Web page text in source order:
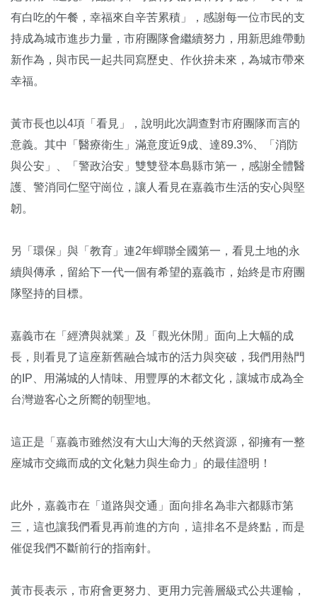
有白吃的午餐，幸福來自辛苦累積」，感謝每一位市民的支
持成為城市進步力量，市府團隊會繼續努力，用新思維帶動
新作為，與市民一起共同寫歷史、作伙拚未來，為城市帶來
幸福。
黃市長也以4項「看見」，說明此次調查對市府團隊而言的
意義。其中「醫療衛生」滿意度近9成、達89.3%、「消防
與公安」、「警政治安」雙雙登本島縣市第一，感謝全體醫
護、警消同仁堅守崗位，讓人看見在嘉義市生活的安心與堅
韌。
另「環保」與「教育」連2年蟬聯全國第一，看見土地的永
續與傳承，留給下一代一個有希望的嘉義市，始終是市府團
隊堅持的目標。
嘉義市在「經濟與就業」及「觀光休閒」面向上大幅的成
長，則看見了這座新舊融合城市的活力與突破，我們用熱門
的IP、用滿城的人情味、用豐厚的木都文化，讓城市成為全
台灣遊客心之所嚮的朝聖地。
這正是「嘉義市雖然沒有大山大海的天然資源，卻擁有一整
座城市交織而成的文化魅力與生命力」的最佳證明！
此外，嘉義市在「道路與交通」面向排名為非六都縣市第
三，這也讓我們看見再前進的方向，這排名不是終點，而是
催促我們不斷前行的指南針。
黃市長表示，市府會更努力、更用力完善層級式公共運輸，